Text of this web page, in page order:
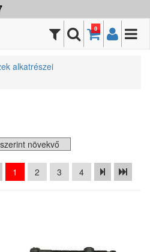
0
alkatrészei
1 2 3 4